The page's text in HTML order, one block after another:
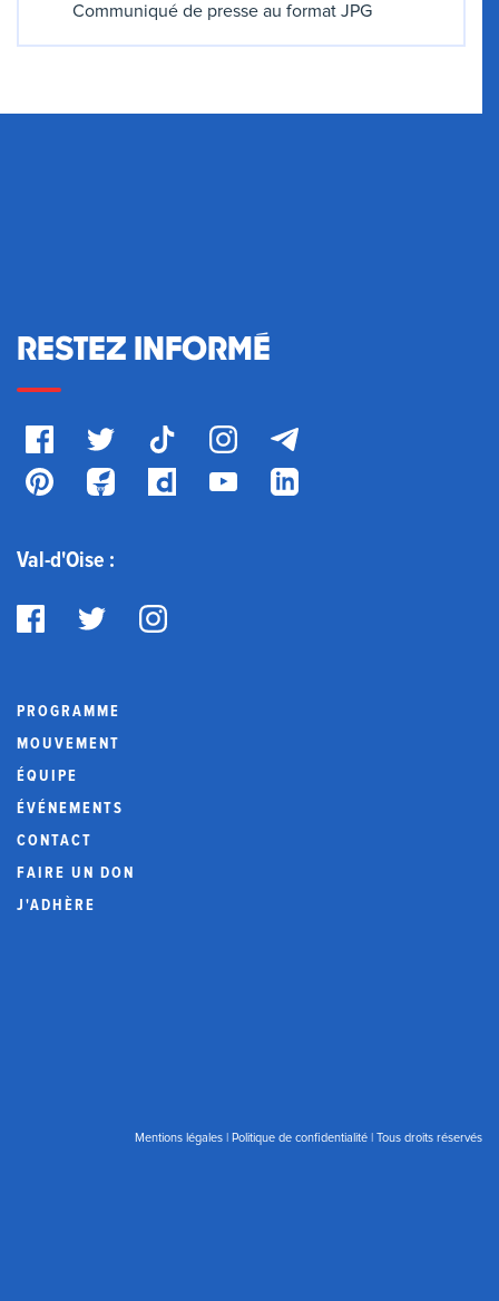
Communiqué de presse au format JPG
RESTEZ INFORMÉ
Val-d'Oise :
PROGRAMME
MOUVEMENT
ÉQUIPE
ÉVÉNEMENTS
CONTACT
FAIRE UN DON
J'ADHÈRE
Mentions légales Politique de confidentialité | Tous droits réservés